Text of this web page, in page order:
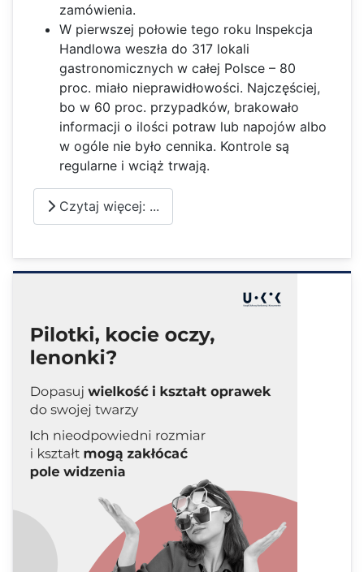
zamówienia.
W pierwszej połowie tego roku Inspekcja
Handlowa weszła do 317 lokali
gastronomicznych w całej Polsce – 80
proc. miało nieprawidłowości. Najczęściej,
bo w 60 proc. przypadków, brakowało
informacji o ilości potraw lub napojów albo
w ogóle nie było cennika. Kontrole są
regularne i wciąż trwają.
Czytaj więcej: ...